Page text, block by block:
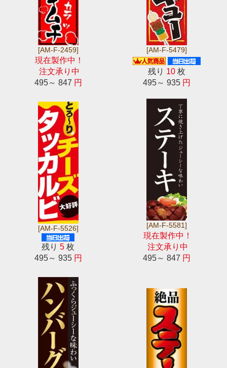
[AM-F-2459]
現在製作中！
注文承り中
495～ 847 円
[AM-F-5479]
残り 10枚
495～ 935 円
[AM-F-5526]
残り5 枚
495～ 935 円
[AM-F-5581]
現在製作中！
注文承り中
495～ 847 円